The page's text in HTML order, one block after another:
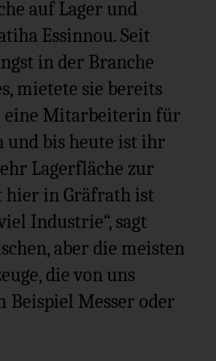
auf Lager und
Essinnou. Seit
in der Branche
mietete sie bereits
eine Mitarbeiterin für
und bis heute ist ihr
Lagerfläche zur
hier in Gräfrath ist
Industrie“, sagt
aber die meisten
die von uns
Messer oder